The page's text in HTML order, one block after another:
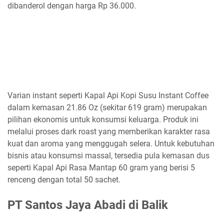
dibanderol dengan harga Rp 36.000.
Varian instant seperti Kapal Api Kopi Susu Instant Coffee
dalam kemasan 21.86 Oz (sekitar 619 gram) merupakan
pilihan ekonomis untuk konsumsi keluarga. Produk ini
melalui proses dark roast yang memberikan karakter rasa
kuat dan aroma yang menggugah selera. Untuk kebutuhan
bisnis atau konsumsi massal, tersedia pula kemasan dus
seperti Kapal Api Rasa Mantap 60 gram yang berisi 5
renceng dengan total 50 sachet.
PT Santos Jaya Abadi di Balik